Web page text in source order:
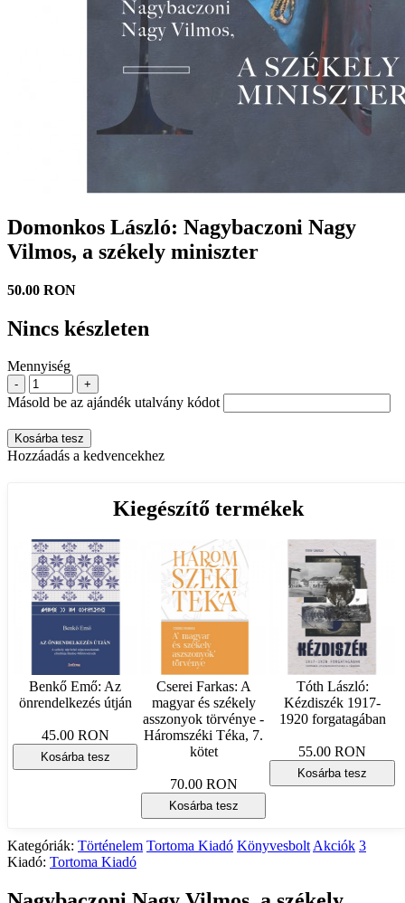
Domonkos László: Nagybaczoni Nagy
Vilmos, a székely miniszter
50.00 RON
Nincs készleten
Mennyiség
- +
Másold be az ajándék utalvány kódot
Kosárba tesz
Hozzáadás a kedvencekhez
Kiegészítő termékek
Benkő Emő: Az
önrendelkezés útján
45.00 RON
Kosárba tesz
Cserei Farkas: A
magyar és székely
asszonyok törvénye -
Háromszéki Téka, 7.
kötet
70.00 RON
Kosárba tesz
Tóth László:
Kézdiszék 1917-
1920 forgatagában
55.00 RON
Kosárba tesz
Kategóriák: Történelem Tortoma Kiadó KönyvesboltAkciók 3
Kiadó: Tortoma Kiadó